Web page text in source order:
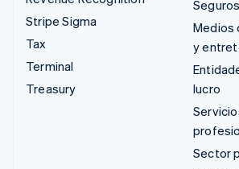
Stripe Sigma
Tax
Terminal
Treasury
Seguros
Medios
y
lucro
Sector